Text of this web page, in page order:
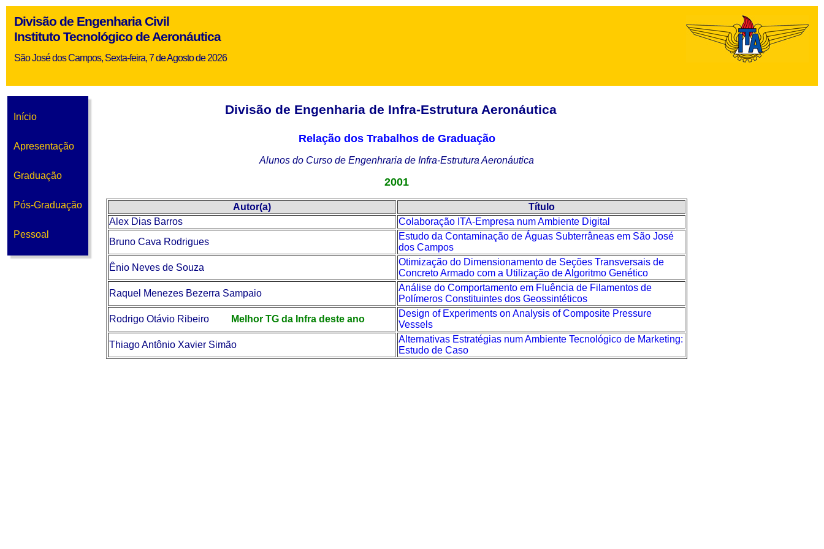
Divisão de Engenharia Civil
Instituto Tecnológico de Aeronáutica
São José dos Campos, Sexta-feira, 7 de Agosto de 2026
Início
Apresentação
Graduação
Pós-Graduação
Pessoal
Divisão de Engenharia de Infra-Estrutura Aeronáutica
Relação dos Trabalhos de Graduação
Alunos do Curso de Engenhraria de Infra-Estrutura Aeronáutica
2001
Autor(a)
Título
Alex Dias Barros
Colaboração ITA-Empresa num Ambiente Digital
Bruno Cava Rodrigues
Estudo da Contaminação de Águas Subterrâneas em São José
dos Campos
Ênio Neves de Souza
Otimização do Dimensionamento de Seções Transversais de
Concreto Armado com a Utilização de Algoritmo Genético
Raquel Menezes Bezerra Sampaio
Análise do Comportamento em Fluência de Filamentos de
Polímeros Constituintes dos Geossintéticos
Rodrigo Otávio Ribeiro
Melhor TG da Infra deste ano
Design of Experiments on Analysis of Composite Pressure
Vessels
Thiago Antônio Xavier Simão
Alternativas Estratégias num Ambiente Tecnológico de Marketing:
Estudo de Caso